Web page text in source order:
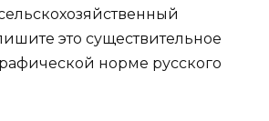
это существительное
норме русского